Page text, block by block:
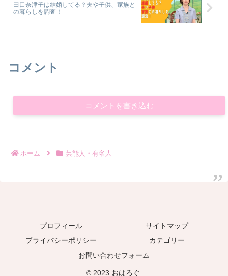
田口奈津子は結婚してる？夫や子供、家族と
の暮らしを調査！
コメント
コメントを書き込む
ホーム 芸能人・有名人
プロフィール
サイトマップ
プライバシーポリシー
カテゴリー
お問い合わせフォーム
© 2023 おはろぐ.